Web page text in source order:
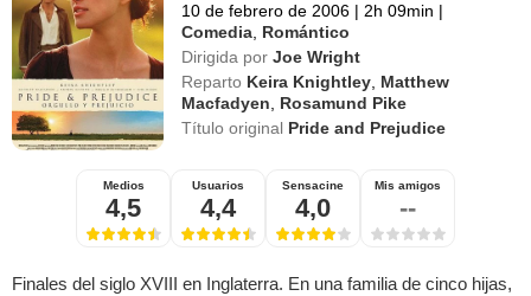
10 de febrero de 2006 | 2h 09min |
Comedia, Romántico
Dirigida por Joe Wright
Reparto Keira Knightley, Matthew
Macfadyen, Rosamund Pike
Título original Pride and Prejudice
Medios
4,5
Usuarios
4,4
Sensacine
4,0
Mis amigos
--
Finales del siglo XVIII en Inglaterra. En una familia de cinco hijas,